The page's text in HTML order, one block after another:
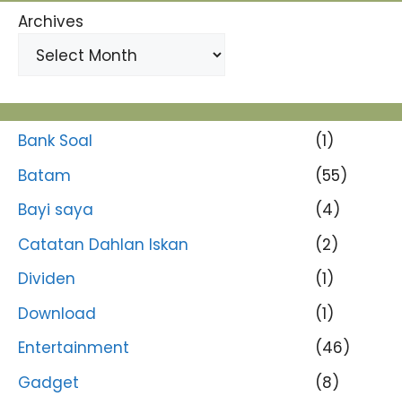
Archives
Bank Soal
(1)
Batam
(55)
Bayi saya
(4)
Catatan Dahlan Iskan
(2)
Dividen
(1)
Download
(1)
Entertainment
(46)
Gadget
(8)